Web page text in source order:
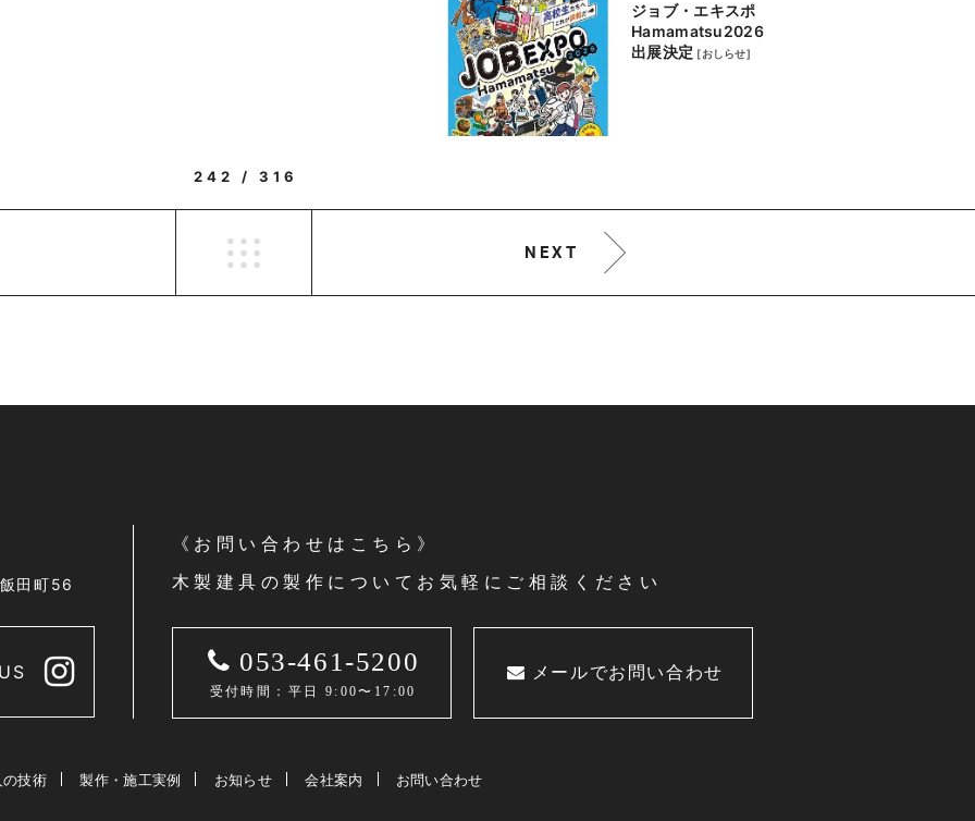
ジョブ・エキスポ
Hamamatsu2026
出展決定 [おしらせ]
242 / 316
NEXT
田町56
《お問い合わせはこちら》
木製建具の製作についてお気軽にご相談ください
053-461-5200
受付時間：平日 9:00〜17:00
メールでお問い合わせ
技術 製作・施工実例 お知らせ 会社案内 お問い合わせ